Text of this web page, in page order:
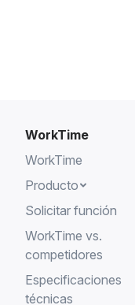
WorkTime
WorkTime
Producto
Solicitar función
WorkTime vs.
competidores
Especificaciones
técnicas